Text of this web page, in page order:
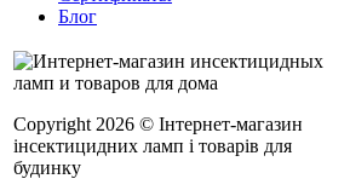
Блог
Copyright 2026 © Інтернет-магазин
інсектицидних ламп і товарів для
будинку